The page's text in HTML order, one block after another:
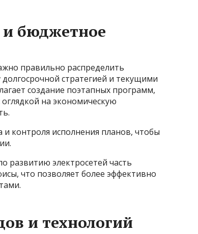
и бюджетное
правильно распределить
стратегией и текущими
создание поэтапных программ,
на экономическую
контроля исполнения планов, чтобы
развитию электросетей часть
что позволяет более эффективно
и технологий